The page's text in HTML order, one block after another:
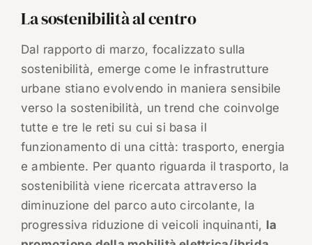
La sostenibilità al centro
Dal rapporto di marzo, focalizzato sulla
sostenibilità, emerge come le infrastrutture
urbane stiano evolvendo in maniera sensibile
verso la sostenibilità, un trend che coinvolge
tutte e tre le reti su cui si basa il
funzionamento di una città: trasporto, energia
e ambiente. Per quanto riguarda il trasporto, la
sostenibilità viene ricercata attraverso la
diminuzione del parco auto circolante, la
progressiva riduzione di veicoli inquinanti, la